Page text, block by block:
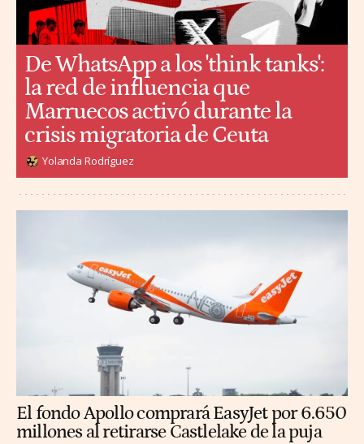
El fondo Apollo comprará EasyJet por 6.650
millones al retirarse Castlelake de la puja
De WhatsApp a los 'think tanks':
la red de influencia que
Marruecos activó durante la
crisis migratoria de Ceuta
Yolanda Rodríguez